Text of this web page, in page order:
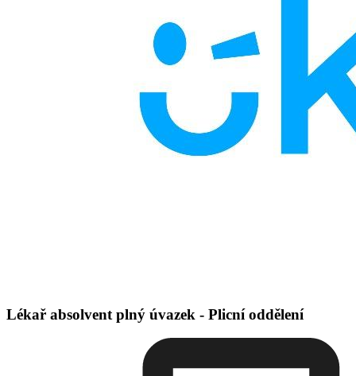
Lékař absolvent plný úvazek - Plicní oddělení